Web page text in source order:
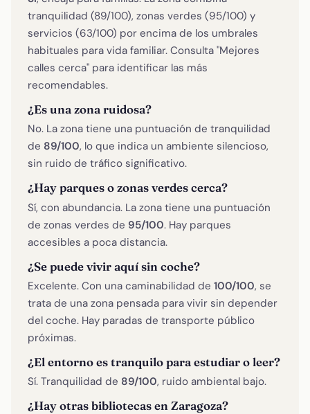
tranquilidad (89/100), zonas verdes (95/100) y
servicios (63/100) por encima de los umbrales
habituales para vida familiar. Consulta "Mejores
calles cerca" para identificar las más
recomendables.
¿Es una zona ruidosa?
No. La zona tiene una puntuación de tranquilidad
de 89/100, lo que indica un ambiente silencioso,
sin ruido de tráfico significativo.
¿Hay parques o zonas verdes cerca?
Sí, con abundancia. La zona tiene una puntuación
de zonas verdes de 95/100. Hay parques
accesibles a poca distancia.
¿Se puede vivir aquí sin coche?
Excelente. Con una caminabilidad de 100/100, se
trata de una zona pensada para vivir sin depender
del coche. Hay paradas de transporte público
próximas.
¿El entorno es tranquilo para estudiar o leer?
Sí. Tranquilidad de 89/100, ruido ambiental bajo.
¿Hay otras bibliotecas en Zaragoza?